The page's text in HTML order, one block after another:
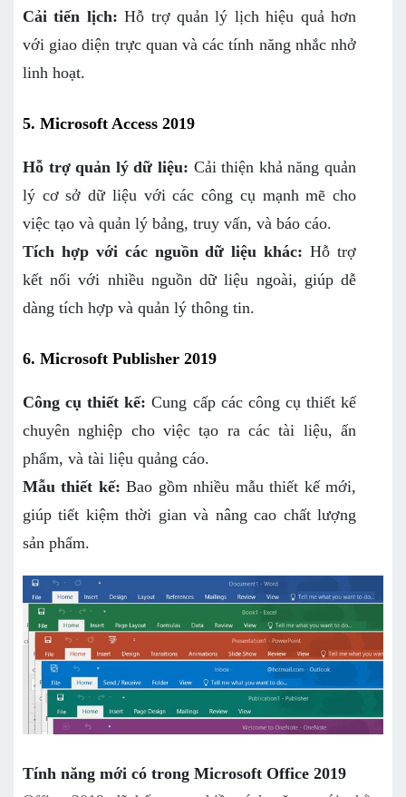
Cải tiến lịch: Hỗ trợ quản lý lịch hiệu quả hơn
với giao diện trực quan và các tính năng nhắc nhở
linh hoạt.
5. Microsoft Access 2019
Hỗ trợ quản lý dữ liệu: Cải thiện khả năng quản
lý cơ sở dữ liệu với các công cụ mạnh mẽ cho
việc tạo và quản lý bảng, truy vấn, và báo cáo.
Tích hợp với các nguồn dữ liệu khác: Hỗ trợ
kết nối với nhiều nguồn dữ liệu ngoài, giúp dễ
dàng tích hợp và quản lý thông tin.
6. Microsoft Publisher 2019
Công cụ thiết kế: Cung cấp các công cụ thiết kế
chuyên nghiệp cho việc tạo ra các tài liệu, ấn
phẩm, và tài liệu quảng cáo.
Mẫu thiết kế: Bao gồm nhiều mẫu thiết kế mới,
giúp tiết kiệm thời gian và nâng cao chất lượng
sản phẩm.
Tính năng mới có trong Microsoft Office 2019